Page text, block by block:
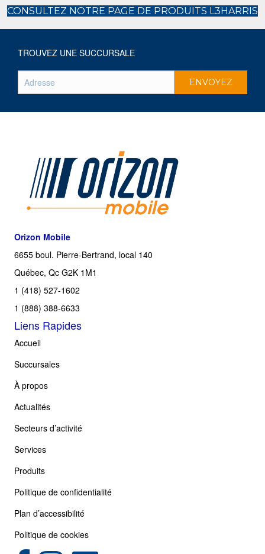
CONSULTEZ NOTRE PAGE DE PRODUITS L3HARRIS
TROUVEZ UNE SUCCURSALE
Orizon Mobile
6655 boul. Pierre-Bertrand, local 140
Québec, Qc G2K 1M1
1 (418) 527-1602
1 (888) 388-6633
Liens Rapides
Accueil
Succursales
À propos
Actualités
Secteurs d’activité
Services
Produits
Politique de confidentialité
Plan d’accessibilité
Politique de cookies